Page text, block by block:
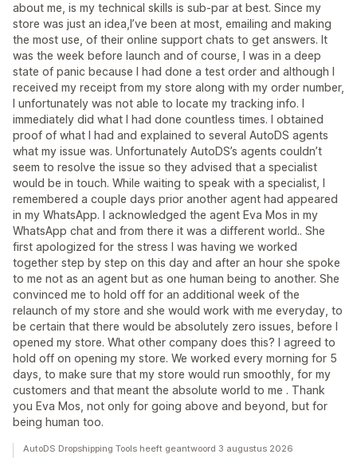
about me, is my technical skills is sub-par at best. Since my
store was just an idea,I’ve been at most, emailing and making
the most use, of their online support chats to get answers. It
was the week before launch and of course, I was in a deep
state of panic because I had done a test order and although I
received my receipt from my store along with my order number,
I unfortunately was not able to locate my tracking info. I
immediately did what I had done countless times. I obtained
proof of what I had and explained to several AutoDS agents
what my issue was. Unfortunately AutoDS’s agents couldn’t
seem to resolve the issue so they advised that a specialist
would be in touch. While waiting to speak with a specialist, I
remembered a couple days prior another agent had appeared
in my WhatsApp. I acknowledged the agent Eva Mos in my
WhatsApp chat and from there it was a different world.. She
first apologized for the stress I was having we worked
together step by step on this day and after an hour she spoke
to me not as an agent but as one human being to another. She
convinced me to hold off for an additional week of the
relaunch of my store and she would work with me everyday, to
be certain that there would be absolutely zero issues, before I
opened my store. What other company does this? I agreed to
hold off on opening my store. We worked every morning for 5
days, to make sure that my store would run smoothly, for my
customers and that meant the absolute world to me . Thank
you Eva Mos, not only for going above and beyond, but for
being human too.
AutoDS Dropshipping Tools heeft geantwoord 3 augustus 2026